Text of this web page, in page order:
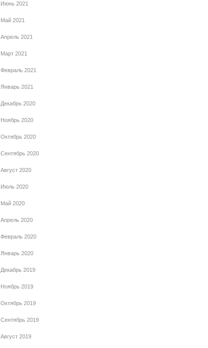
Июнь 2021
Май 2021
Апрель 2021
Март 2021
Февраль 2021
Январь 2021
Декабрь 2020
Ноябрь 2020
Октябрь 2020
Сентябрь 2020
Август 2020
Июль 2020
Май 2020
Апрель 2020
Февраль 2020
Январь 2020
Декабрь 2019
Ноябрь 2019
Октябрь 2019
Сентябрь 2019
Август 2019